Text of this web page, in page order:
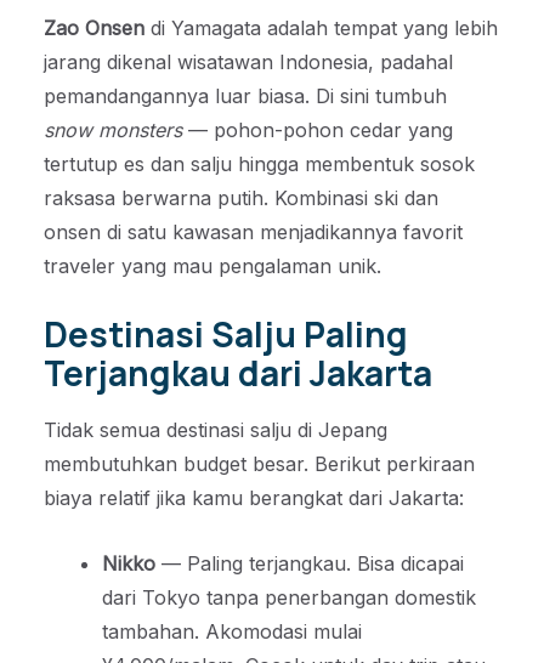
Zao Onsen di Yamagata adalah tempat yang lebih
jarang dikenal wisatawan Indonesia, padahal
pemandangannya luar biasa. Di sini tumbuh
snow monsters— pohon-pohon cedar yang
tertutup es dan salju hingga membentuk sosok
raksasa berwarna putih. Kombinasi ski dan
onsen di satu kawasan menjadikannya favorit
traveler yang mau pengalaman unik.
Destinasi Salju Paling
Terjangkau dari Jakarta
Tidak semua destinasi salju di Jepang
membutuhkan budget besar. Berikut perkiraan
biaya relatif jika kamu berangkat dari Jakarta:
Nikko — Paling terjangkau. Bisa dicapai
dari Tokyo tanpa penerbangan domestik
tambahan. Akomodasi mulai